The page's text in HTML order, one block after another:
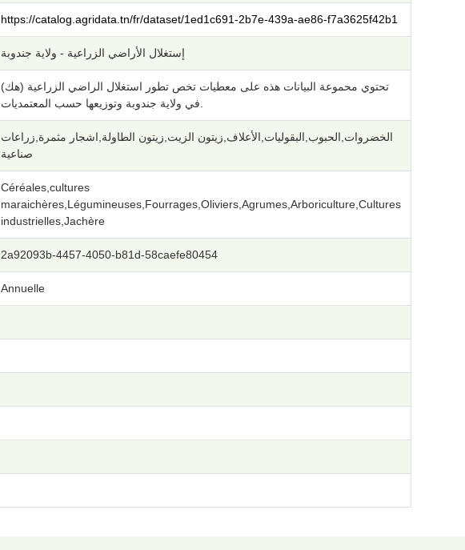
https://catalog.agridata.tn/fr/dataset/1ed1c691-2b7e-439a-ae86-f7a3625f42b1
إستغلال الأراضي الزراعية - ولاية جندوبة
تحتوي محموعة البيانات هذه على معطيات تخص تطور استغلال الراضي الزراعية (هك)
الخضروات,الحبوب,البقوليات,الأعلاف,زيتون الزيت,زيتون الطاولة,اشجار مثمرة,زراعات
صناعية
Céréales,cultures
maraichères,Légumineuses,Fourrages,Oliviers,Agrumes,Arboriculture,Cultures
industrielles,Jachère
2a92093b-4457-4050-b81d-58caefe80454
Annuelle